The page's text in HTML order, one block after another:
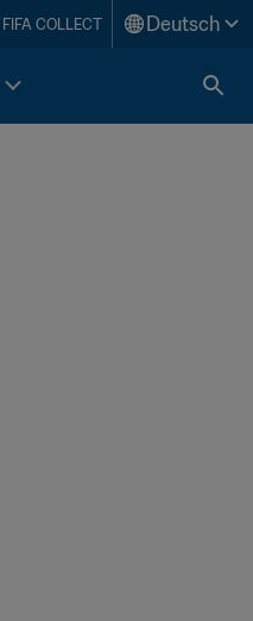
FIFA COLLECT Deutsch